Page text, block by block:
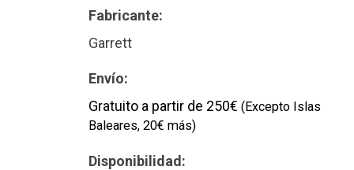
Reconstrucción
Fabricante:
Garrett
Envío:
Gratuito a partir de 250€ (Excepto Islas
Baleares, 20€ más)
Disponibilidad: